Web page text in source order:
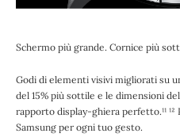
Schermo più grande. Cornice più
Godi di elementi visivi migliorati su
del 15% più sottile e le dimensioni
rapporto display-ghiera perfetto.¹¹
Samsung per ogni tuo gesto.